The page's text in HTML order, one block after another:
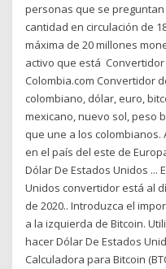
personas que se
cantidad en circulación de
máxima de 20 millones
activo que está
Colombia.com Convertidor
colombiano, dólar, euro,
mexicano, nuevo sol, peso
que une a los colombianos.
en el país del este de
Dólar De Estados Unidos ...
Unidos convertidor está al
de 2020.. Introduzca el
a la izquierda de Bitcoin.
hacer Dólar De Estados
Calculadora para Bitcoin